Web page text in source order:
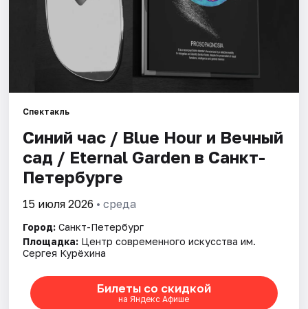
Города
Площадки
Спектакль
Синий час / Blue Hour и Вечный
сад / Eternal Garden в Санкт-
Петербурге
15 июля 2026 • среда
Город: Санкт-Петербург
Площадка: Центр современного искусства им.
Сергея Курёхина
Билеты со скидкой
на Яндекс Афише